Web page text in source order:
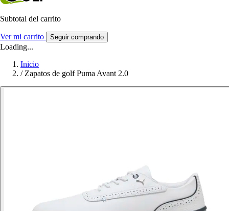
Subtotal del carrito
Ver mi carrito Seguir comprando
Loading...
Inicio
/ Zapatos de golf Puma Avant 2.0